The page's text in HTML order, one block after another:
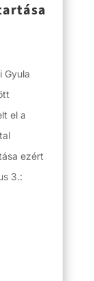
Gyula
el a
ezért
3.: